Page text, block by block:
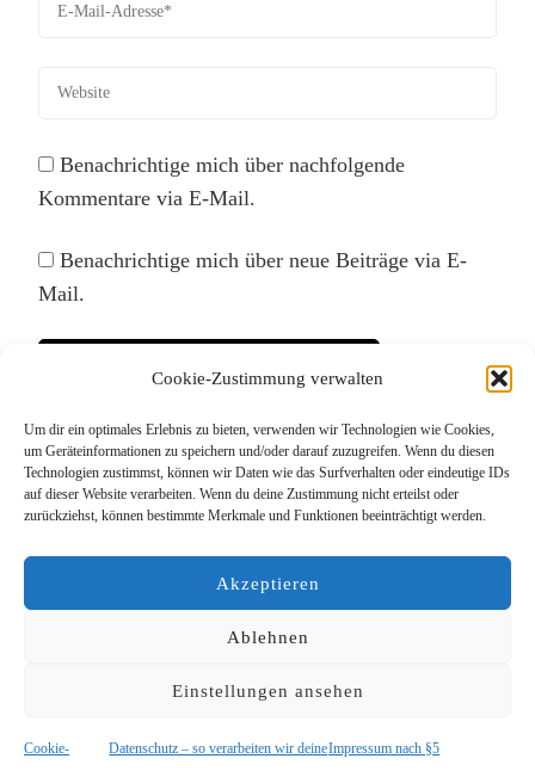
Cookie-Zustimmung verwalten
Um dir ein optimales Erlebnis zu bieten, verwenden wir Technologien wie Cookies,
um Geräteinformationen zu speichern und/oder darauf zuzugreifen. Wenn du diesen
Technologien zustimmst, können wir Daten wie das Surfverhalten oder eindeutige IDs
auf dieser Website verarbeiten. Wenn du deine Zustimmung nicht erteilst oder
zurückziehst, können bestimmte Merkmale und Funktionen beeinträchtigt werden.
Akzeptieren
Ablehnen
Einstellungen ansehen
Cookie- Datenschutz – so verarbeiten wir deineImpressum nach §5
Benachrichtige mich über nachfolgende
Kommentare via E-Mail.
Benachrichtige mich über neue Beiträge via E-
Mail.
Diese Website verwendet Akismet, um Spam zu
reduzieren.Erfahre, wie deine Kommentardaten
verarbeitet werden.
Präsentiert vonWordPress.Datenschutz – so verarbeiten wir deine